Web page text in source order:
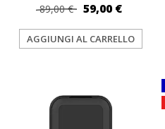
89,00 € 59,00 €
AGGIUNGI AL CARRELLO